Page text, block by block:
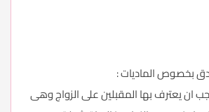
بخصوص الماديات :
ان يعترف بها المقبلين على الزواج وهى